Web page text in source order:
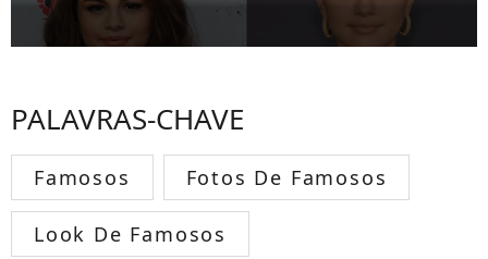
PALAVRAS-CHAVE
Famosos Fotos De Famosos
Look De Famosos